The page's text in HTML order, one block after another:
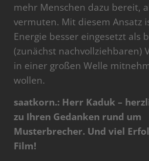
mehr Menschen dazu bereit,
vermuten. Mit diesem Ansatz
Energie besser eingesetzt als
(zunächst nachvollziehbaren)
in einer großen Welle
wollen.
saatkorn.: Herr Kaduk –
zu Ihren Gedanken rund um
Musterbrecher. Und viel
Film!